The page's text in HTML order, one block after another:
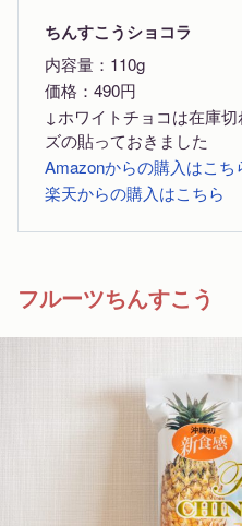
ちんすこうショコラ
内容量：110g
価格：490円
↓ホワイトチョコは在庫
ズの貼っておきました
Amazonからの購入はこち
楽天からの購入はこちら
フルーツちんすこう